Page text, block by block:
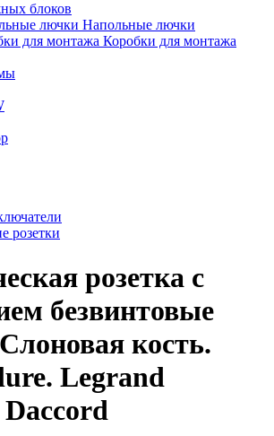
блоков
Напольные лючки
Коробки для монтажа
розетки
розетка с
безвинтовые
кость.
Legrand